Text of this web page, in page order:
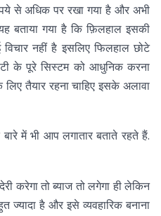
से अधिक पर रखा गया है और अभी
बताया गया है कि फ़िलहाल इसकी
नहीं है इसलिए फिलहाल छोटे
के पूरे सिस्टम को आधुनिक करना
तैयार रहना चाहिए इसके अलावा
में भी आप लगातार बताते रहते हैं.
करेगा तो ब्याज तो लगेगा ही लेकिन
ज्यादा है और इसे व्यवहारिक बनाना